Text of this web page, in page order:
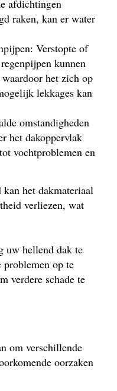
afdichtingen
raken, kan er water
Verstopte of
kunnen
het zich op
lekkages kan
omstandigheden
het dakoppervlak
vochtproblemen en
het dakmateriaal
verliezen, wat
uw hellend dak te
op te
verdere schade te
om verschillende
oorzaken